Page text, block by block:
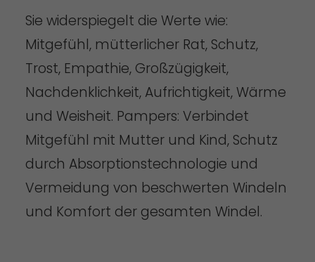
Sie widerspiegelt die Werte wie:
Mitgefühl, mütterlicher Rat, Schutz,
Trost, Empathie, Großzügigkeit,
Nachdenklichkeit, Aufrichtigkeit, Wärme
und Weisheit. Pampers: Verbindet
Mitgefühl mit Mutter und Kind, Schutz
durch Absorptionstechnologie und
Vermeidung von beschwerten Windeln
und Komfort der gesamten Windel.